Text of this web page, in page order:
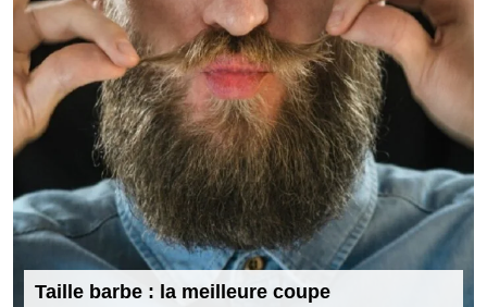
Taille barbe : la meilleure coupe